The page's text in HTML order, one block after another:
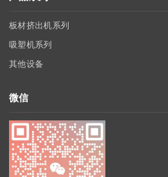
板材挤出机系列
吸塑机系列
其他设备
微信